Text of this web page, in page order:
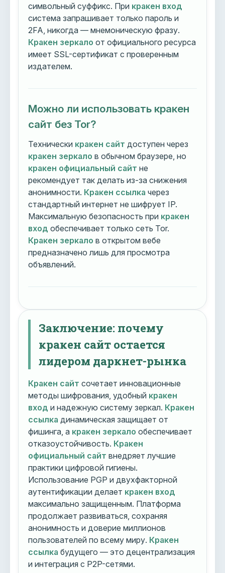
символьный суффикс. При кракен вход
система запрашивает только пароль и
2FA, никогда — мнемоническую фразу.
Кракен зеркало от официального ресурса
имеет SSL-сертификат с проверенным
издателем.
Можно ли использовать кракен
сайт без Tor?
Технически кракен сайт доступен через
кракен зеркало в обычном браузере, но
кракен официальный сайт не
рекомендует так делать из-за снижения
анонимности. Кракен ссылка через
стандартный интернет не шифрует IP.
Максимальную безопасность при кракен
вход обеспечивает только сеть Tor.
Кракен зеркало в открытом вебе
предназначено лишь для просмотра
объявлений.
Заключение: почему
кракен сайт остается
лидером даркнет-рынка
Кракен сайт сочетает инновационные
методы шифрования, удобный кракен
вход и надежную систему зеркал. Кракен
ссылка динамическая защищает от
фишинга, а кракен зеркало обеспечивает
отказоустойчивость. Кракен
официальный сайт внедряет лучшие
практики цифровой гигиены.
Использование PGP и двухфакторной
аутентификации делает кракен вход
максимально защищенным. Платформа
продолжает развиваться, сохраняя
анонимность и доверие миллионов
пользователей по всему миру. Кракен
ссылка будущего — это децентрализация
и интеграция с P2P-сетями.